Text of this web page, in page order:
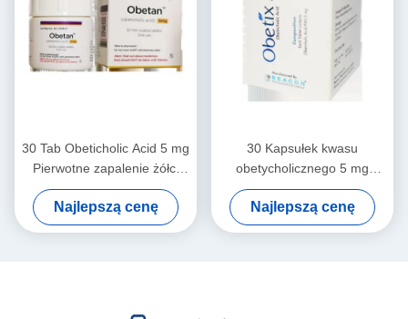
30 Tab Obeticholic Acid 5 mg
Pierwotne zapalenie żółci
Ocabile 5 mg Tabletka
Najlepszą cenę
30 Kapsułek kwasu
obetycholicznego 5 mg
Obetan Tabletki kwasu
obetycholicznego 5 mg
Najlepszą cenę